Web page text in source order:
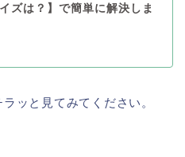
ズは？】で簡単に解決しま
ッと見てみてください。